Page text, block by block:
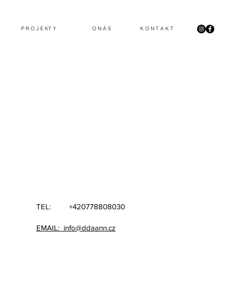
K O N T A K T
O N Á S
P R O J E KT Y
TEL: +420778808030
EMAIL: info@ddaann.cz